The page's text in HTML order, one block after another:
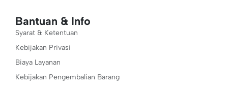
Bantuan & Info
Syarat & Ketentuan
Kebijakan Privasi
Biaya Layanan
Kebijakan Pengembalian Barang